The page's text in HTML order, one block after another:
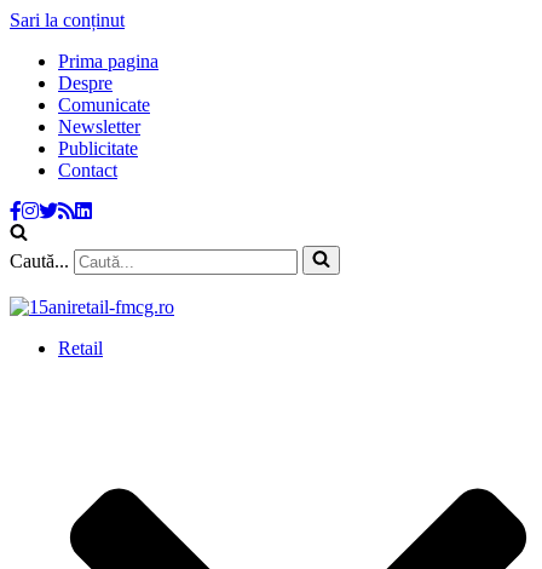
Sari la conținut
Prima pagina
Despre
Comunicate
Newsletter
Publicitate
Contact
Caută...
Retail